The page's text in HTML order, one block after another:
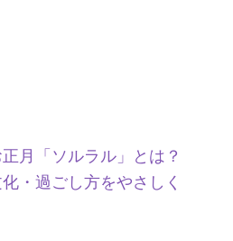
月「ソルラル」とは？
・過ごし方をやさしく